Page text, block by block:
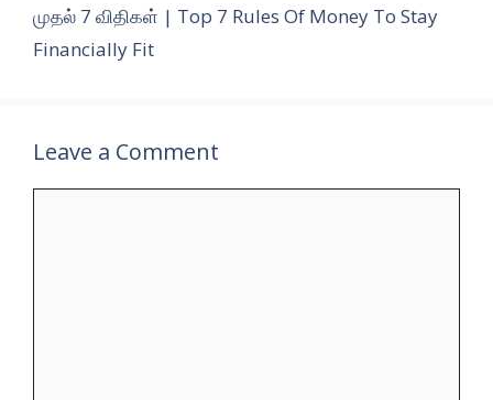
முதல் 7 விதிகள் | Top 7 Rules Of Money To Stay
Financially Fit
Leave a Comment